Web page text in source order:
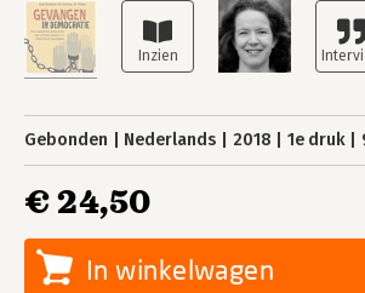
Gebonden Nederlands 2018 1e druk
€ 24,50
In winkelwagen